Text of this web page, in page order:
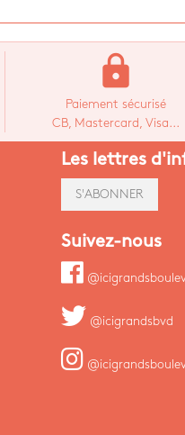
lock
Paiement sécurisé
CB, Mastercard, Visa...
Les lettres
S'ABONNER
Suivez-nous
@icigrandsbvd